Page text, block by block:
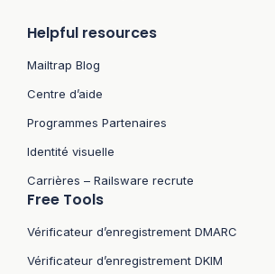
Helpful resources
Mailtrap Blog
Centre d’aide
Programmes Partenaires
Identité visuelle
Carrières – Railsware recrute
Free Tools
Vérificateur d’enregistrement DMARC
Vérificateur d’enregistrement DKIM